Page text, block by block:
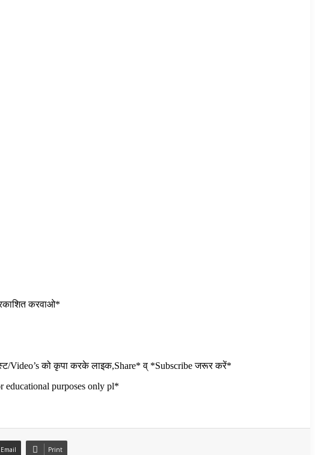
करवाओ*
Video’s को कृपा करके लाइक,Share* व् *Subscribe जरूर करें*
educational purposes only pl*
Print